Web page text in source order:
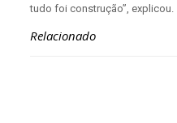
tudo foi construção”, explicou.
Relacionado